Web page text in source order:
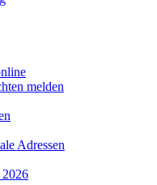
melden
Adressen